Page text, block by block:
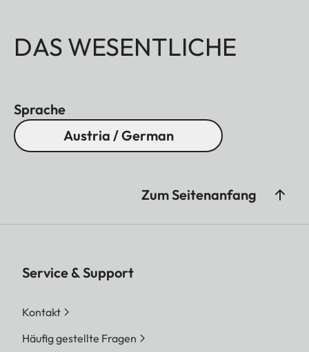
DAS WESENTLICHE
Sprache
Austria / German
Zum Seitenanfang
Service & Support
Kontakt
Häufig gestellte Fragen